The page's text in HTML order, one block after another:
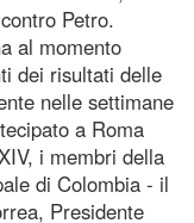
Petro.
al momento
dei risultati delle
nelle settimane
a Roma
i membri della
di Colombia - il
Presidente